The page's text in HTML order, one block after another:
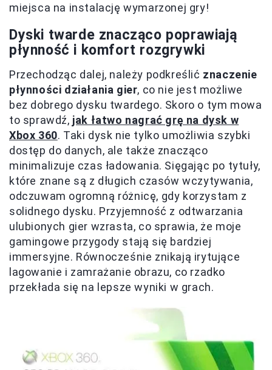
miejsca na instalację wymarzonej gry!
Dyski twarde znacząco poprawiają
płynność i komfort rozgrywki
Przechodząc dalej, należy podkreślić znaczenie
płynności działania gier, co nie jest możliwe
bez dobrego dysku twardego. Skoro o tym mowa
to sprawdź, jak łatwo nagrać grę na dysk w
Xbox 360. Taki dysk nie tylko umożliwia szybki
dostęp do danych, ale także znacząco
minimalizuje czas ładowania. Sięgając po tytuły,
które znane są z długich czasów wczytywania,
odczuwam ogromną różnicę, gdy korzystam z
solidnego dysku. Przyjemność z odtwarzania
ulubionych gier wzrasta, co sprawia, że moje
gamingowe przygody stają się bardziej
immersyjne. Równocześnie znikają irytujące
lagowanie i zamrażanie obrazu, co rzadko
przekłada się na lepsze wyniki w grach.